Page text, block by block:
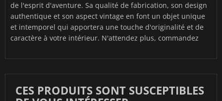
de l'esprit d'aventure. Sa qualité de fabrication, son design
authentique et son aspect vintage en font un objet unique
et intemporel qui apportera une touche d'originalité et de
caractère à votre intérieur. N'attendez plus, commandez
CES PRODUITS SONT SUSCEPTIBLES